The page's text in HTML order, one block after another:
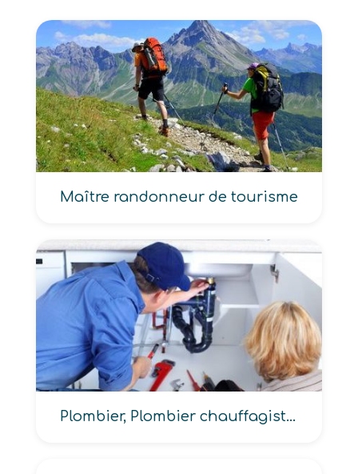
Maître randonneur de tourisme
Plombier, Plombier chauffagiste, Plombier sanitaire, Plombier zingueur